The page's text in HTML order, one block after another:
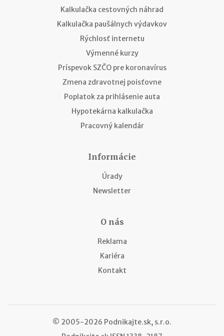
Kalkulačka cestovných náhrad
Kalkulačka paušálnych výdavkov
Rýchlosť internetu
Výmenné kurzy
Príspevok SZČO pre koronavírus
Zmena zdravotnej poisťovne
Poplatok za prihlásenie auta
Hypotekárna kalkulačka
Pracovný kalendár
Informácie
Úrady
Newsletter
O nás
Reklama
Kariéra
Kontakt
© 2005-2026 Podnikajte.sk, s.r.o.